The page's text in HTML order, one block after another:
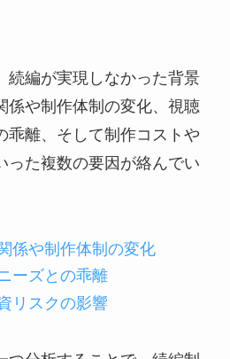
続編が実現しなかった背景
係や制作体制の変化、視聴
乖離、そして制作コストや
った複数の要因が絡んでい
係や制作体制の変化
ーズとの乖離
リスクの影響